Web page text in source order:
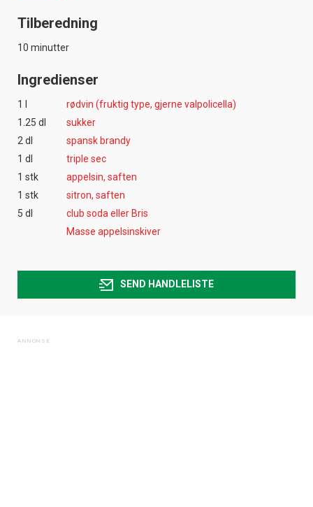
Tilberedning
10 minutter
Ingredienser
1 l
rødvin (fruktig type, gjerne valpolicella)
1.25 dl
sukker
2 dl
spansk brandy
1 dl
triple sec
1 stk
appelsin, saften
1 stk
sitron, saften
5 dl
club soda eller Bris
Masse appelsinskiver
SEND HANDLELISTE